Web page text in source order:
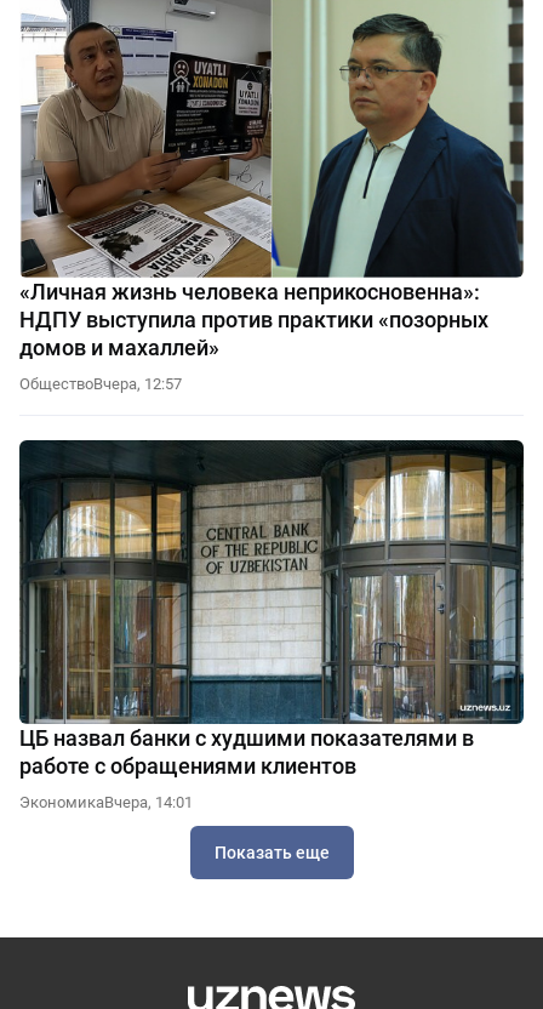
«Личная жизнь человека неприкосновенна»:
НДПУ выступила против практики «позорных
домов и махаллей»
ОбществоВчера, 12:57
ЦБ назвал банки с худшими показателями в
работе с обращениями клиентов
ЭкономикаВчера, 14:01
Показать еще